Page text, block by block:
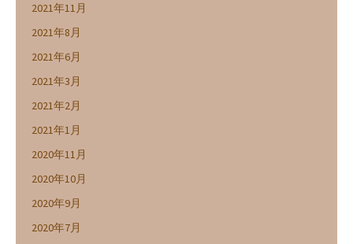
2021年11月
2021年8月
2021年6月
2021年3月
2021年2月
2021年1月
2020年11月
2020年10月
2020年9月
2020年7月